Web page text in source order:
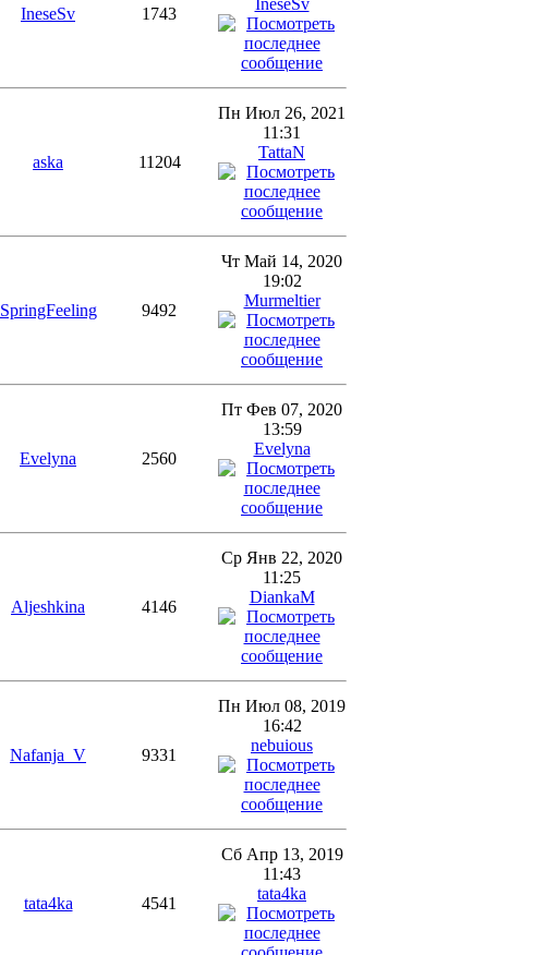
IneseSv 1743
IneseSv
aska 11204
Пн Июл 26, 2021
11:31
TattaN
SpringFeeling 9492
Чт Май 14, 2020
19:02
Murmeltier
Evelyna 2560
Пт Фев 07, 2020
13:59
Evelyna
Aljeshkina 4146
Ср Янв 22, 2020
11:25
DiankaM
Nafanja_V 9331
Пн Июл 08, 2019
16:42
nebuious
tata4ka 4541
Сб Апр 13, 2019
11:43
tata4ka